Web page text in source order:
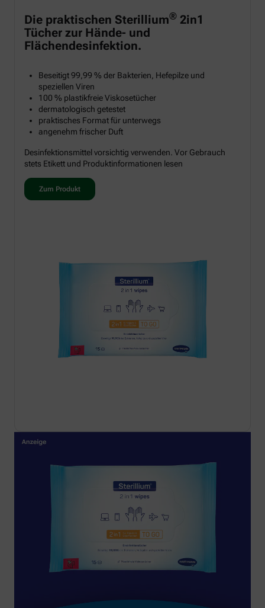
Die praktischen Sterillium® 2in1
Tücher zur Hände- und
Flächendesinfektion.
Beseitigt 99,99 % der Bakterien, Hefepilze und
speziellen Viren
100 % plastikfreie Viskosetücher
dermatologisch getestet
praktisches Format für unterwegs
angenehm frischer Duft
Desinfektionsmittel vorsichtig verwenden. Vor Gebrauch
stets Etikett und Produktinformationen lesen
Zum Produkt